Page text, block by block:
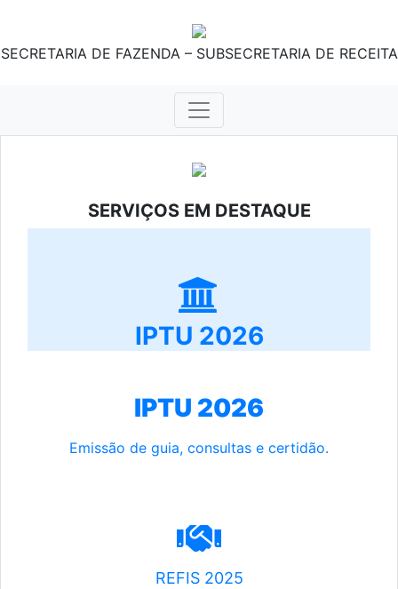
SECRETARIA DE FAZENDA – SUBSECRETARIA DE RECEITA
SERVIÇOS EM DESTAQUE
IPTU 2026
IPTU 2026
Emissão de guia, consultas e certidão.
REFIS 2025